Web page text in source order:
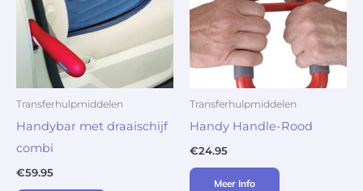
Transferhulpmiddelen
Handybar met draaischijf
combi
€59.95
Transferhulpmiddelen
Handy Handle-Rood
€24.95
Meer Info